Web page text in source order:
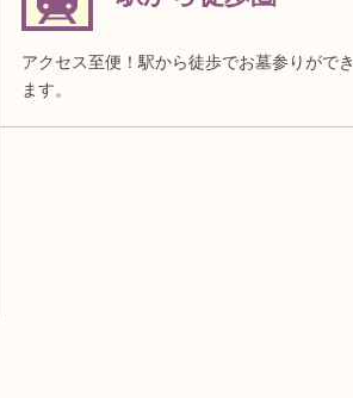
アクセス至便！駅から徒歩でお墓参りができ
ます。